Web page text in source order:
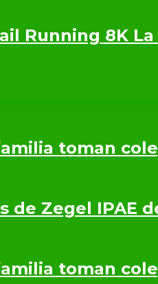
Running 8K
toman
de Zegel IPAE
toman